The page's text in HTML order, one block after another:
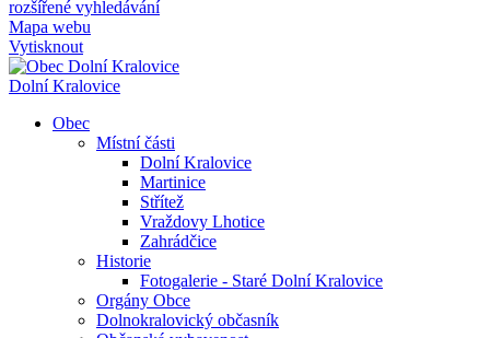
rozšířené vyhledávání
Mapa webu
Vytisknout
Dolní Kralovice
Obec
Místní části
Dolní Kralovice
Martinice
Střítež
Vraždovy Lhotice
Zahrádčice
Historie
Fotogalerie - Staré Dolní Kralovice
Orgány Obce
Dolnokralovický občasník